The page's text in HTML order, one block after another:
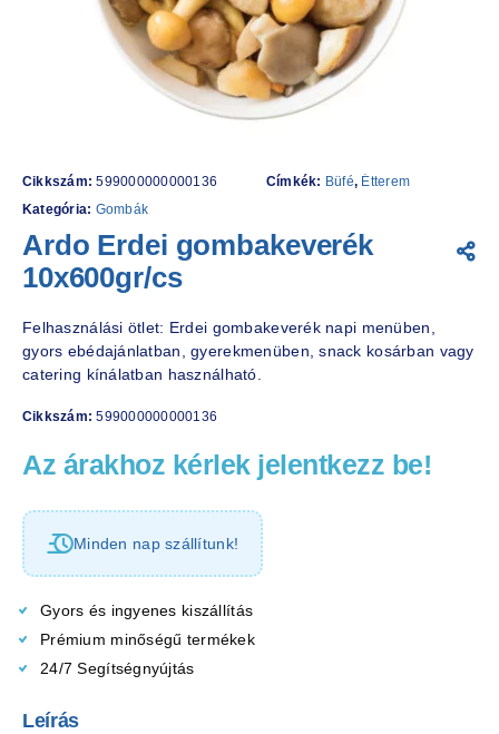
Cikkszám:599000000000136
Kategória: Gombák
Címkék: Büfé, Étterem
Ardo Erdei gombakeverék
10x600gr/cs
Felhasználási ötlet: Erdei gombakeverék napi menüben,
gyors ebédajánlatban, gyerekmenüben, snack kosárban vagy
catering kínálatban használható.
Cikkszám:599000000000136
Az árakhoz kérlek jelentkezz be!
Minden nap szállítunk!
Gyors és ingyenes kiszállítás
Prémium minőségű termékek
24/7 Segítségnyújtás
Leírás